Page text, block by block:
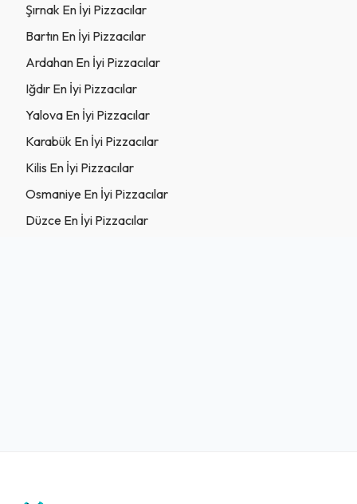
Şırnak En İyi Pizzacılar
Bartın En İyi Pizzacılar
Ardahan En İyi Pizzacılar
Iğdır En İyi Pizzacılar
Yalova En İyi Pizzacılar
Karabük En İyi Pizzacılar
Kilis En İyi Pizzacılar
Osmaniye En İyi Pizzacılar
Düzce En İyi Pizzacılar